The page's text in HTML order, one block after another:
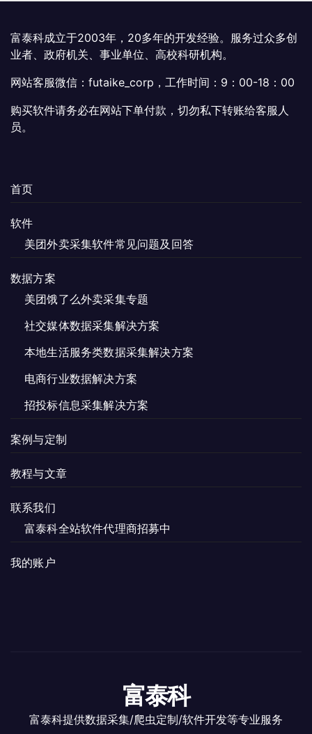
富泰科成立于2003年，20多年的开发经验。服务过众多创
业者、政府机关、事业单位、高校科研机构。
网站客服微信：futaike_corp，工作时间：9：00-18：00
购买软件请务必在网站下单付款，切勿私下转账给客服人
员。
首页
软件
美团外卖采集软件常见问题及回答
数据方案
美团饿了么外卖采集专题
社交媒体数据采集解决方案
本地生活服务类数据采集解决方案
电商行业数据解决方案
招投标信息采集解决方案
案例与定制
教程与文章
联系我们
富泰科全站软件代理商招募中
我的账户
富泰科
富泰科提供数据采集/爬虫定制/软件开发等专业服务